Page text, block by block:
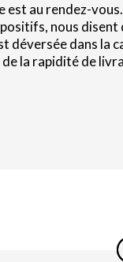
au rendez-vous.
nous
déversée dans la
la rapidité de